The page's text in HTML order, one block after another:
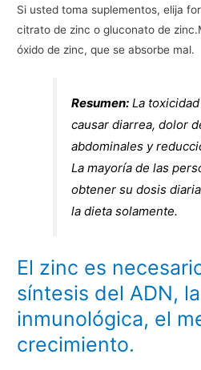
Si usted toma suplementos, elija
citrato de zinc o gluconato de
óxido de zinc, que se absorbe mal.
Resumen: La
causar diarrea, dolor
abdominales y
La mayoría de las
obtener su dosis
la dieta solamente.
El zinc es
síntesis del ADN,
inmunológica, el
crecimiento.